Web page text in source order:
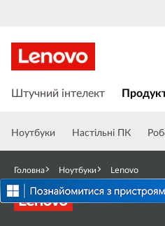
e
n
o
v
L
е
й
т
и
д
о
о
Штучний інтелект
Ноутбуки Настільні ПК
Головна Ноутбуки Lenovo